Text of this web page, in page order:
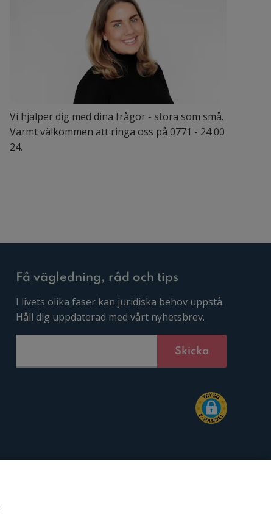
Vi hjälper dig med dina frågor - stora som små.
Varmt välkommen att ringa oss på 0771 - 24 00
24.
Få vägledning, råd och tips
I livets olika faser kan juridiska behov uppstå.
Håll dig uppdaterad med vårt nyhetsbrev.